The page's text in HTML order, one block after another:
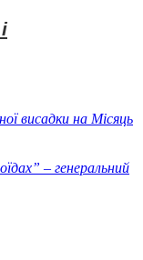
висадки на Місяць
– генеральний